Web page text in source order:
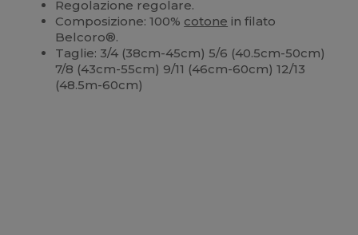
Regolazione regolare.
Composizione: 100% cotone in filato
Belcoro®.
Taglie: 3/4 (38cm-45cm) 5/6 (40.5cm-50cm)
7/8 (43cm-55cm) 9/11 (46cm-60cm) 12/13
(48.5m-60cm)